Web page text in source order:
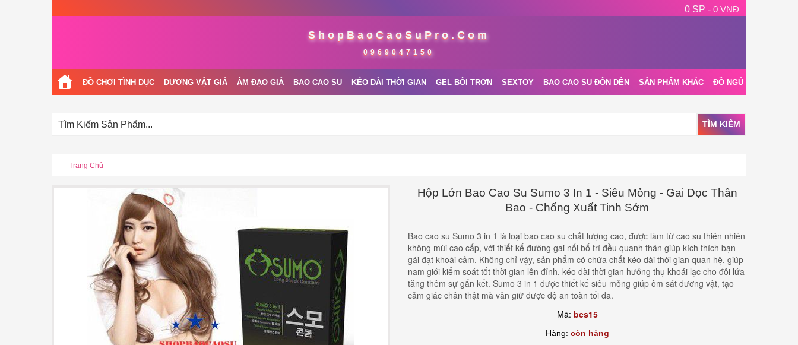
0 SP - 0 VNĐ
ShopBaoCaoSuPro.Com
0969047150
ĐỒ CHƠI TÌNH DỤC DƯƠNG VẬT GIẢ ÂM ĐẠO GIẢ BAO CAO SU KÉO DÀI THỜI GIAN GEL BÔI TRƠN SEXTOY BAO CAO SU ĐÔN DÊN SẢN PHẨM KHÁC ĐỒ NGỦ NỘI Y
TÌM KIẾM
Trang Chủ
Hộp Lớn Bao Cao Su Sumo 3 In 1 - Siêu Mỏng - Gai Dọc Thân
Bao - Chống Xuất Tinh Sớm
Bao cao su Sumo 3 in 1 là loại bao cao su chất lượng cao, được làm từ cao su thiên nhiên
không mùi cao cấp, với thiết kế đường gai nổi bố trí đều quanh thân giúp kích thích bạn
gái đạt khoái cảm. Không chỉ vậy, sản phẩm có chứa chất kéo dài thời gian quan hệ, giúp
nam giới kiểm soát tốt thời gian lên đỉnh, kéo dài thời gian hưởng thụ khoái lạc cho đôi lứa
tăng thêm sự gắn kết. Sumo 3 in 1 được thiết kế siêu mỏng giúp ôm sát dương vật, tạo
cảm giác chân thật mà vẫn giữ được độ an toàn tối đa.
Mã: bcs15
Hàng: còn hàng